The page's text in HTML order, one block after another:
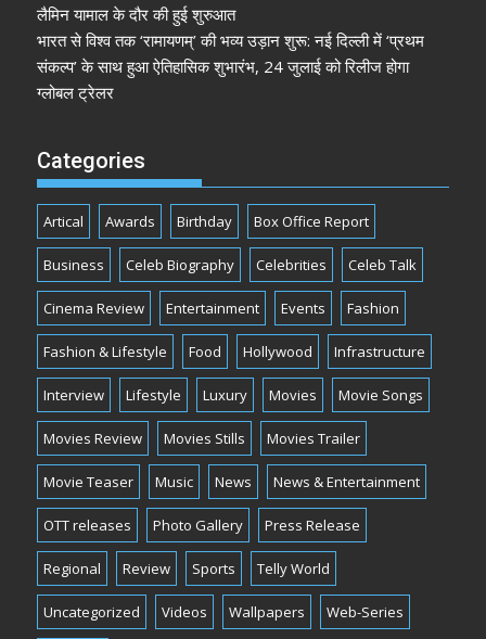
लैमिन यामाल के दौर की हुई शुरुआत
भारत से विश्व तक ‘रामायणम्’ की भव्य उड़ान शुरू: नई दिल्ली में ‘प्रथम
संकल्प’ के साथ हुआ ऐतिहासिक शुभारंभ, 24 जुलाई को रिलीज होगा
ग्लोबल ट्रेलर
Categories
Artical Awards Birthday Box Office Report
Business Celeb Biography Celebrities Celeb Talk
Cinema Review Entertainment Events Fashion
Fashion & Lifestyle Food Hollywood Infrastructure
Interview Lifestyle Luxury Movies Movie Songs
Movies Review Movies Stills Movies Trailer
Movie Teaser Music News News & Entertainment
OTT releases Photo Gallery Press Release
Regional Review Sports Telly World
Uncategorized Videos Wallpapers Web-Series